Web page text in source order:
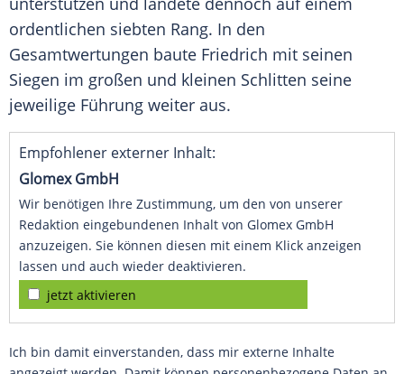
ordentlichen siebten Rang. In den
Gesamtwertungen baute Friedrich mit seinen
Siegen im großen und kleinen Schlitten seine
jeweilige Führung weiter aus.
Empfohlener externer Inhalt:
Glomex GmbH
Wir benötigen Ihre Zustimmung, um den von unserer
Redaktion eingebundenen Inhalt von Glomex GmbH
anzuzeigen. Sie können diesen mit einem Klick anzeigen
lassen und auch wieder deaktivieren.
jetzt aktivieren
Ich bin damit einverstanden, dass mir externe Inhalte